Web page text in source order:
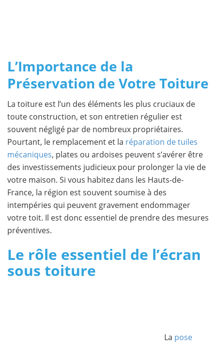
L’Importance de la
Préservation de Votre Toiture
La toiture est l’un des éléments les plus cruciaux de
toute construction, et son entretien régulier est
souvent négligé par de nombreux propriétaires.
Pourtant, le remplacement et la réparation de tuiles
mécaniques, plates ou ardoises peuvent s’avérer être
des investissements judicieux pour prolonger la vie de
votre maison. Si vous habitez dans les Hauts-de-
France, la région est souvent soumise à des
intempéries qui peuvent gravement endommager
votre toit. Il est donc essentiel de prendre des mesures
préventives.
Le rôle essentiel de l’écran
sous toiture
La pose